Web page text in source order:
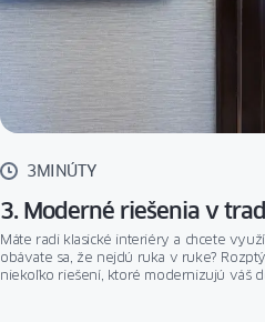
3MINÚTY
3. Moderné riešenia v
Máte radi klasické interiéry a chcete
obávate sa, že nejdú ruka v ruke?
niekoľko riešení, ktoré modernizujú váš